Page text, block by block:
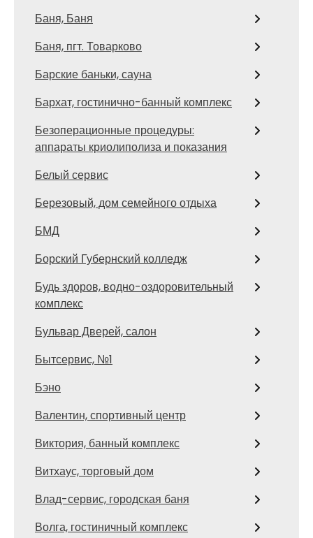
Баня, Баня
Баня, пгт. Товарково
Барские баньки, сауна
Бархат, гостинично-банный комплекс
Безоперационные процедуры:
аппараты криолиполиза и показания
Белый сервис
Березовый, дом семейного отдыха
БМД
Борский Губернский колледж
Будь здоров, водно-оздоровительный
комплекс
Бульвар Дверей, салон
Бытсервис, №1
Бэно
Валентин, спортивный центр
Виктория, банный комплекс
Витхаус, торговый дом
Влад-сервис, городская баня
Волга, гостиничный комплекс